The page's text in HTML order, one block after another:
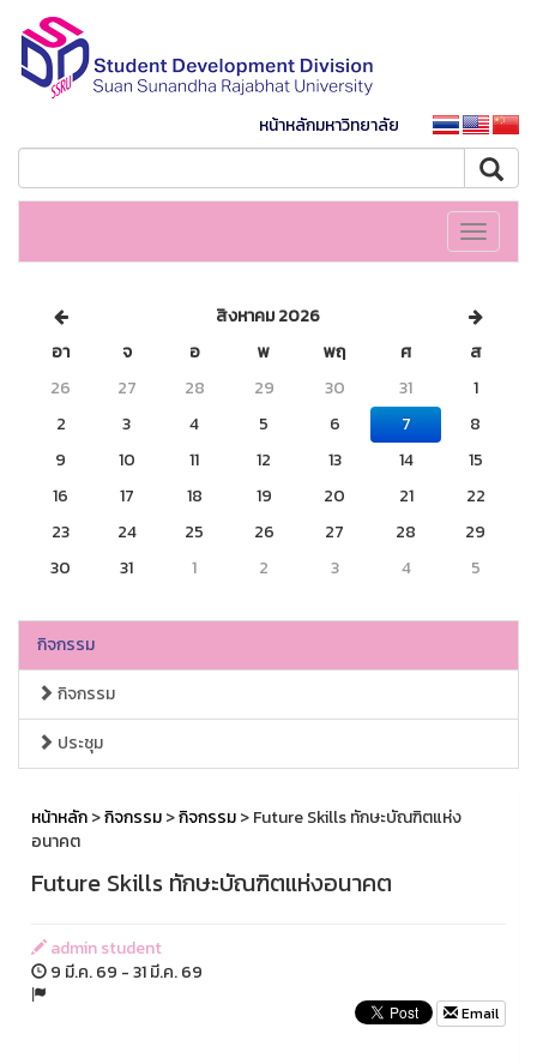
หน้าหลักมหาวิทยาลัย
Toggle
สิงหาคม 2026
อา
จ อ พ พฤ ศ
ส
26
27 28 29 30 31
1
2
3 4 5 6 7
8
9
10 11 12 13 14
15
16
17 18 19 20 21
22
23
24 25 26 27 28
29
30
31 1 2 3 4 5
กิจกรรม
กิจกรรม
ประชุม
หน้าหลัก>กิจกรรม>กิจกรรม> Future Skills ทักษะบัณฑิตแห่ง
อนาคต
Future Skills ทักษะบัณฑิตแห่งอนาคต
admin student
9 มี.ค. 69 - 31 มี.ค. 69
Email